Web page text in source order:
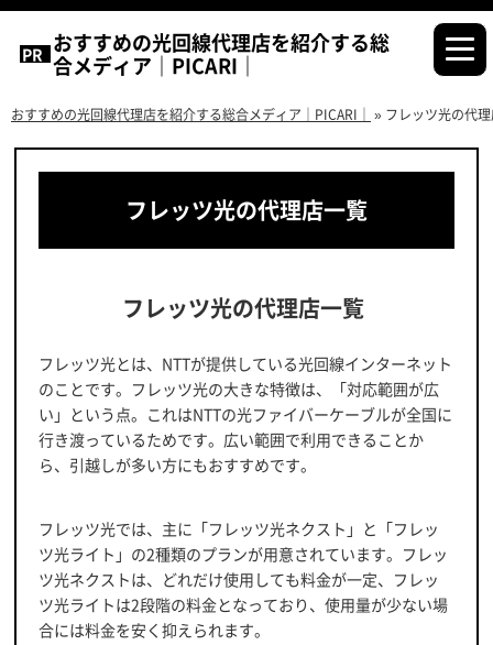
おすすめの光回線代理店を紹介する総
合メディア｜PICARI｜
おすすめの光回線代理店を紹介する総合メディア｜PICARI｜ » フレッツ光の代
フレッツ光の代理店一覧
フレッツ光の代理店一覧
フレッツ光とは、NTTが提供している光回線インターネット
のことです。フレッツ光の大きな特徴は、「対応範囲が広
い」という点。これはNTTの光ファイバーケーブルが全国に
行き渡っているためです。広い範囲で利用できることか
ら、引越しが多い方にもおすすめです。
フレッツ光では、主に「フレッツ光ネクスト」と「フレッ
ツ光ライト」の2種類のプランが用意されています。フレッ
ツ光ネクストは、どれだけ使用しても料金が一定、フレッ
ツ光ライトは2段階の料金となっており、使用量が少ない場
合には料金を安く抑えられます。